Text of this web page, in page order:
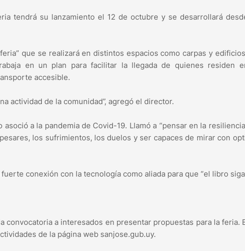
tendrá su lanzamiento el 12 de octubre y se desarrollará
que se realizará en distintos espacios como carpas y
en un plan para facilitar la llegada de quienes residen
accesible.
actividad de la comunidad”, agregó el director.
a la pandemia de Covid-19. Llamó a “pensar en la
los sufrimientos, los duelos y ser capaces de mirar con
conexión con la tecnología como aliada para que “el libro
convocatoria a interesados en presentar propuestas para la feria.
de la página web sanjose.gub.uy.